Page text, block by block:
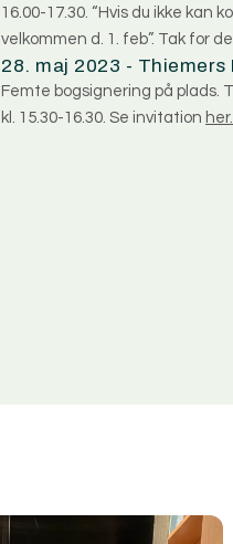
16.00-17.30. “Hvis du ikke
velkommen d. 1. feb”. Tak for
28. maj 2023 -
Femte bogsignering på plads.
kl. 15.30-16.30. Se invitation her.